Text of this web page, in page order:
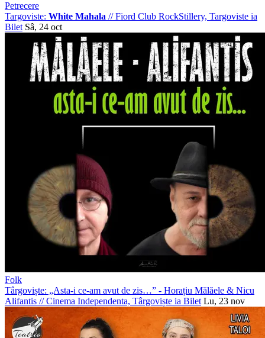
Petrecere
Targoviste: White Mahala //Fiord Club RockStillery, Targoviste ia
Bilet Sâ, 24 oct
Folk
Târgoviște: „Asta-i ce-am avut de zis…” - Horațiu Mălăele & Nicu
Alifantis //Cinema Independenta, Târgoviște ia Bilet Lu, 23 nov